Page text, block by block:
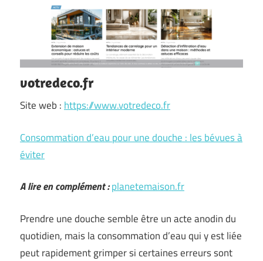
votredeco.fr
Site web : https://www.votredeco.fr
Consommation d’eau pour une douche : les bévues à
éviter
A lire en complément :planetemaison.fr
Prendre une douche semble être un acte anodin du
quotidien, mais la consommation d’eau qui y est liée
peut rapidement grimper si certaines erreurs sont